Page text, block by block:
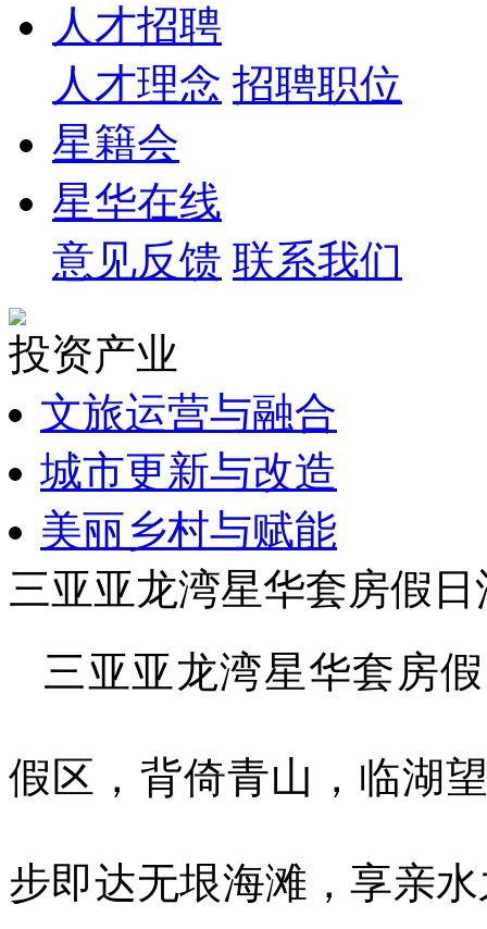
人才招聘
人才理念 招聘职位
星籍会
星华在线
意见反馈 联系我们
投资产业
文旅运营与融合
城市更新与改造
美丽乡村与赋能
三亚亚龙湾星华套房假日
三亚亚龙湾星华套房
假区，背倚青山，临湖
步即达无垠海滩，享亲